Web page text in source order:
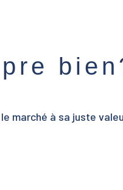
marché à sa juste